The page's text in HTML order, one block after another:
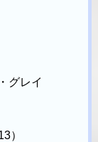
グレイ
）